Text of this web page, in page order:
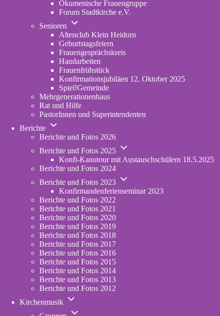
Ökumenische Frauengruppe
Forum Stadtkirche e.V.
tab)
Senioren
Unternavigation
Senioren
Altenclub Klein Heidorn
Geburtstagsfeiern
Frauengesprächskreis
Handarbeiten
Frauenfrühstück
Konfirmationsjubiläen 12. Oktober 2025
Spiel!Gemeinde
Mehrgenerationenhaus
new
Rat und Hilfe
PastorInnen und Superintendenten
Berichte
Unternavigation
Berichte
Berichte und Fotos 2026
Berichte und Fotos 2025
Unternavigation
Berichte
Fotos
2025
Konfi-Kanutour mit Austauschschülern 18.5.2025
Berichte und Fotos 2024
Berichte und Fotos 2023
Unternavigation
Berichte
Konfirmandenferienseminar 2023
Berichte und Fotos 2022
Berichte und Fotos 2021
Berichte und Fotos 2020
Berichte und Fotos 2019
Berichte und Fotos 2018
Berichte und Fotos 2017
Berichte und Fotos 2016
Berichte und Fotos 2015
Berichte und Fotos 2014
Berichte und Fotos 2013
Berichte und Fotos 2012
Kirchenmusik
Unternavigation
Unternavigation